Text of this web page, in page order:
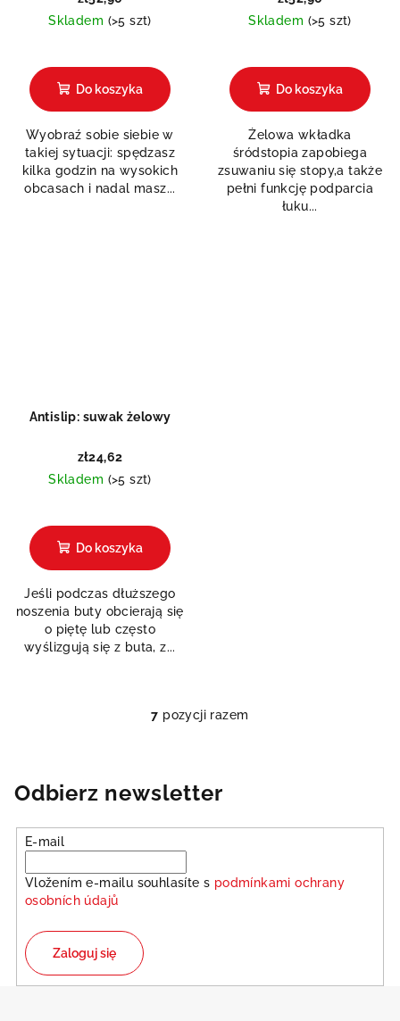
Skladem (>5 szt)
Do koszyka
Wyobraź sobie siebie w
takiej sytuacji: spędzasz
kilka godzin na wysokich
obcasach i nadal masz...
Skladem (>5 szt)
Do koszyka
Żelowa wkładka
śródstopia zapobiega
zsuwaniu się stopy,a także
pełni funkcję podparcia
łuku...
Antislip: suwak żelowy
zł24,62
Skladem (>5 szt)
Do koszyka
Jeśli podczas dłuższego
noszenia buty obcierają się
o piętę lub często
wyślizgują się z buta, z...
K
t
r
o
i
y
7 pozycji razem
Odbierz newsletter
E-mail
Vložením e-mailu souhlasíte s podmínkami ochrany
osobních údajů
Zaloguj się